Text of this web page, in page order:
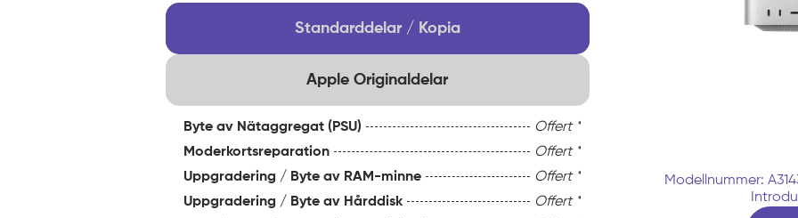
Standarddelar / Kopia
Apple Originaldelar
Byte av Nätaggregat (PSU)
Offert *
Moderkortsreparation
Offert *
Uppgradering / Byte av RAM-minne
Offert *
Uppgradering / Byte av Hårddisk
Offert *
Modellnummer: